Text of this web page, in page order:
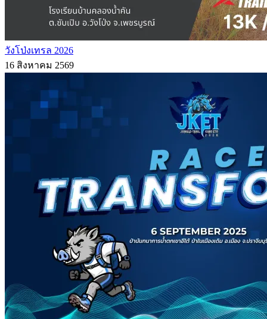
วังโป่งเทรล 2026
16 สิงหาคม 2569